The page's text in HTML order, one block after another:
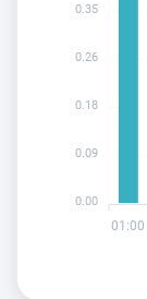
01:00
0.35
0.26
0.18
0.09
0.00